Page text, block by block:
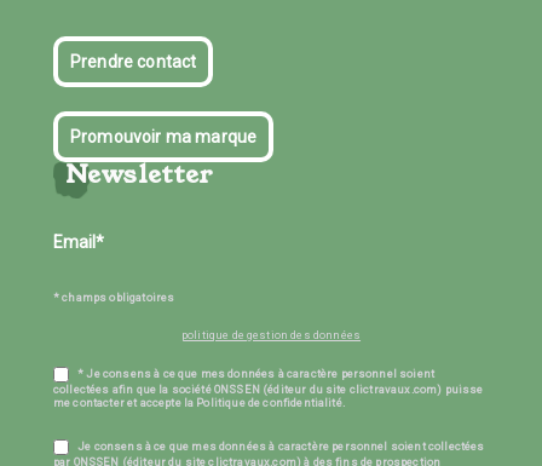
Prendre contact
Promouvoir ma marque
Newsletter
* champs obligatoires
politique de gestion des données
* Je consens à ce que mes données à caractère personnel soient
collectées afin que la société ONSSEN (éditeur du site clictravaux.com) puisse
me contacter et accepte la Politique de confidentialité.
Je consens à ce que mes données à caractère personnel soient collectées
par ONSSEN (éditeur du site clictravaux.com) à des fins de prospection